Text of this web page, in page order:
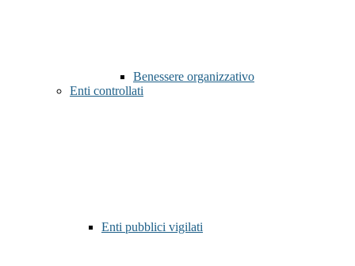
Benessere organizzativo
Enti controllati
Enti pubblici vigilati